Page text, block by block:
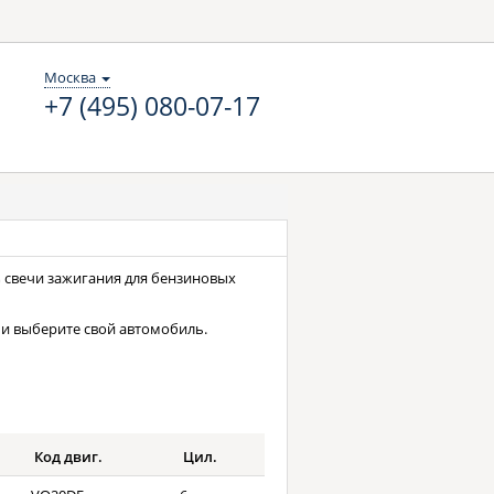
Москва
+7 (495) 080-07-17
зажигания для бензиновых
выберите свой автомобиль.
Код двиг.
Цил.